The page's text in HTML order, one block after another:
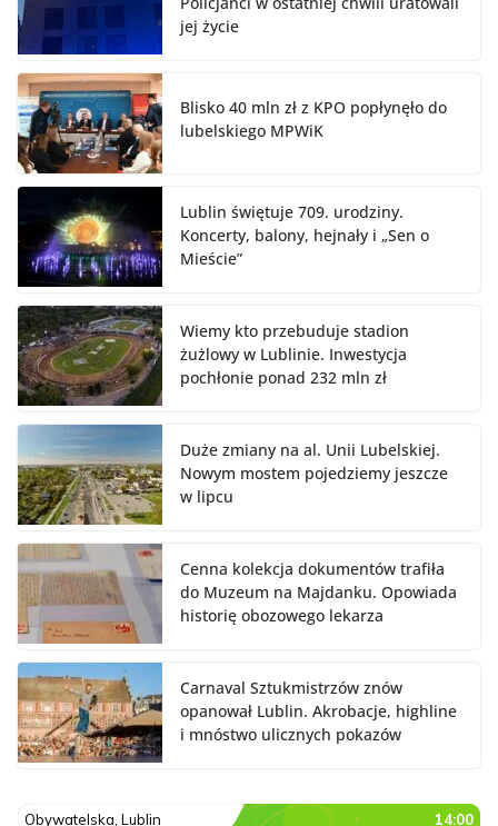
jej życie
Blisko 40 mln zł z KPO popłynęło do
lubelskiego MPWiK
Lublin świętuje 709. urodziny.
Koncerty, balony, hejnały i „Sen o
Mieście”
Wiemy kto przebuduje stadion
żużlowy w Lublinie. Inwestycja
pochłonie ponad 232 mln zł
Duże zmiany na al. Unii Lubelskiej.
Nowym mostem pojedziemy jeszcze
w lipcu
Cenna kolekcja dokumentów trafiła
do Muzeum na Majdanku. Opowiada
historię obozowego lekarza
Carnaval Sztukmistrzów znów
opanował Lublin. Akrobacje, highline
i mnóstwo ulicznych pokazów